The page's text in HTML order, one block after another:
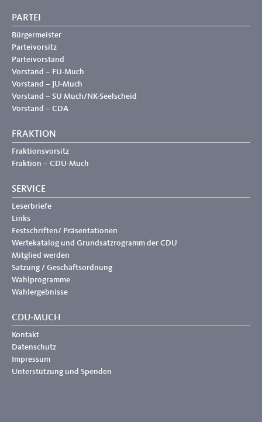
PARTEI
Bürgermeister
Parteivorsitz
Parteivorstand
Vorstand – FU-Much
Vorstand – JU-Much
Vorstand – SU Much/NK-Seelscheid
Vorstand – CDA
FRAKTION
Fraktionsvorsitz
Fraktion – CDU-Much
SERVICE
Leserbriefe
Links
Festschriften/ Präsentationen
Wertekatalog und Grundsatzrogramm der CDU
Mitglied werden
Satzung / Geschäftsordnung
Wahlprogramme
Wahlergebnisse
CDU-MUCH
Kontakt
Datenschutz
Impressum
Unterstützung und Spenden